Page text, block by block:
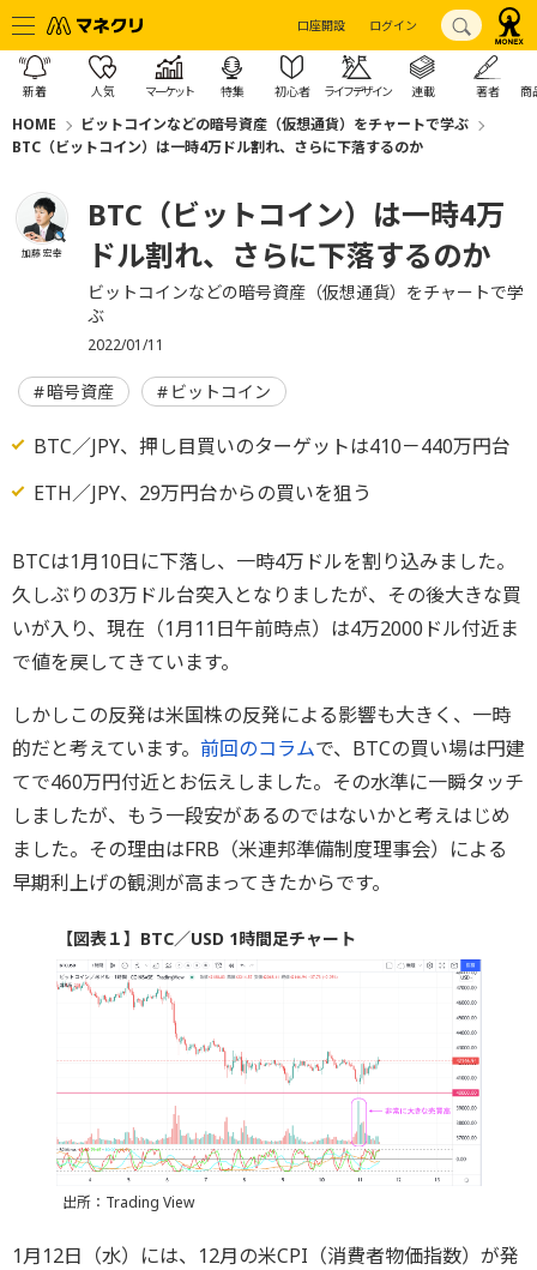
口座開設 ログイン
新着 人気 マーケット 特集 初心者 ライフデザイン 連載 著者 商
HOME
ビットコインなどの暗号資産（仮想通貨）をチャートで学ぶ
BTC（ビットコイン）は一時4万ドル割れ、さらに下落するのか
加藤 宏幸
BTC（ビットコイン）は一時4万
ドル割れ、さらに下落するのか
ビットコインなどの暗号資産（仮想通貨）をチャートで学
ぶ
2022/01/11
暗号資産 ビットコイン
BTC／JPY、押し目買いのターゲットは410－440万円台
ETH／JPY、29万円台からの買いを狙う
BTCは1月10日に下落し、一時4万ドルを割り込みました。
久しぶりの3万ドル台突入となりましたが、その後大きな買
いが入り、現在（1月11日午前時点）は4万2000ドル付近ま
で値を戻してきています。
しかしこの反発は米国株の反発による影響も大きく、一時
的だと考えています。 前回のコラムで、BTCの買い場は円建
てで460万円付近とお伝えしました。その水準に一瞬タッチ
しましたが、もう一段安があるのではないかと考えはじめ
ました。その理由はFRB（米連邦準備制度理事会）による
早期利上げの観測が高まってきたからです。
【図表１】BTC／USD 1時間足チャート
出所：Trading View
1月12日（水）には、12月の米CPI（消費者物価指数）が発